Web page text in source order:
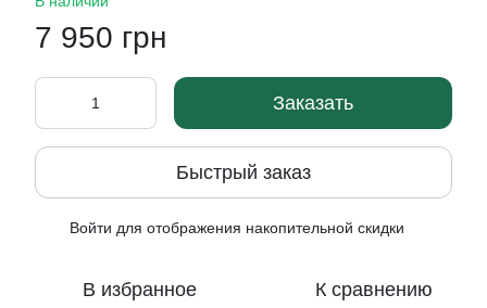
7 950 грн
Заказать
Быстрый заказ
Войти для отображения накопительной скидки
В избранное К сравнению